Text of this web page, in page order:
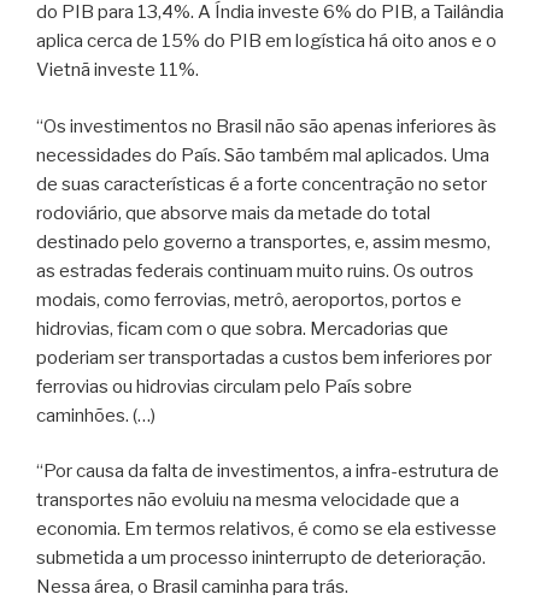
do PIB para 13,4%. A Índia investe 6% do PIB, a Tailândia
aplica cerca de 15% do PIB em logística há oito anos e o
Vietnã investe 11%.
“Os investimentos no Brasil não são apenas inferiores às
necessidades do País. São também mal aplicados. Uma
de suas características é a forte concentração no setor
rodoviário, que absorve mais da metade do total
destinado pelo governo a transportes, e, assim mesmo,
as estradas federais continuam muito ruins. Os outros
modais, como ferrovias, metrô, aeroportos, portos e
hidrovias, ficam com o que sobra. Mercadorias que
poderiam ser transportadas a custos bem inferiores por
ferrovias ou hidrovias circulam pelo País sobre
caminhões. (…)
“Por causa da falta de investimentos, a infra-estrutura de
transportes não evoluiu na mesma velocidade que a
economia. Em termos relativos, é como se ela estivesse
submetida a um processo ininterrupto de deterioração.
Nessa área, o Brasil caminha para trás.